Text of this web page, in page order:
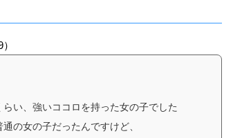
い、強いココロを持った女の子でした
の女の子だったんですけど、